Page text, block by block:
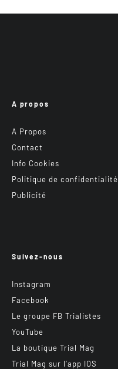
A propos
A Propos
Contact
Info Cookies
Politique de confidentialité
Publicité
Suivez-nous
Instagram
Facebook
Le groupe FB Trialistes
YouTube
La boutique Trial Mag
Trial Mag sur l’app IOS